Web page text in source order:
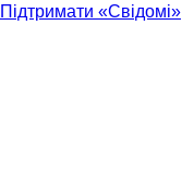
Підтримати «Свідомі»